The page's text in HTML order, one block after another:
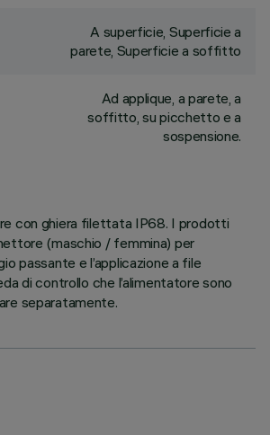
A superficie, Superficie a
parete, Superficie a soffitto
Ad applique, a parete, a
soffitto, su picchetto e a
sospensione.
con ghiera filettata IP68. I prodotti
(maschio / femmina) per
passante e l’applicazione a file
di controllo che l’alimentatore sono
separatamente.